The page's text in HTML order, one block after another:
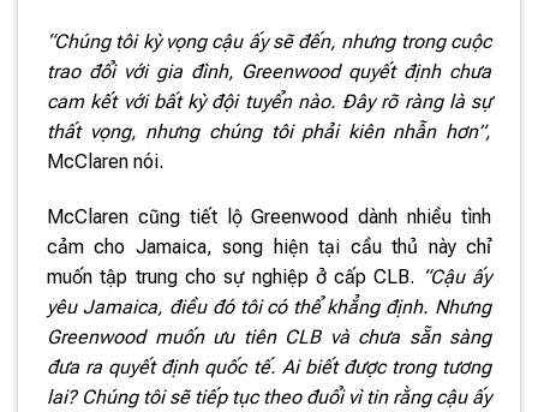
“Chúng tôi kỳ vọng cậu ấy sẽ đến, nhưng trong cuộc
trao đổi với gia đình, Greenwood quyết định chưa
cam kết với bất kỳ đội tuyển nào. Đây rõ ràng là sự
thất vọng, nhưng chúng tôi phải kiên nhẫn hơn”,
McClaren nói.
McClaren cũng tiết lộ Greenwood dành nhiều tình
cảm cho Jamaica, song hiện tại cầu thủ này chỉ
muốn tập trung cho sự nghiệp ở cấp CLB. “Cậu ấy
yêu Jamaica, điều đó tôi có thể khẳng định. Nhưng
Greenwood muốn ưu tiên CLB và chưa sẵn sàng
đưa ra quyết định quốc tế. Ai biết được trong tương
lai? Chúng tôi sẽ tiếp tục theo đuổi vì tin rằng cậu ấy